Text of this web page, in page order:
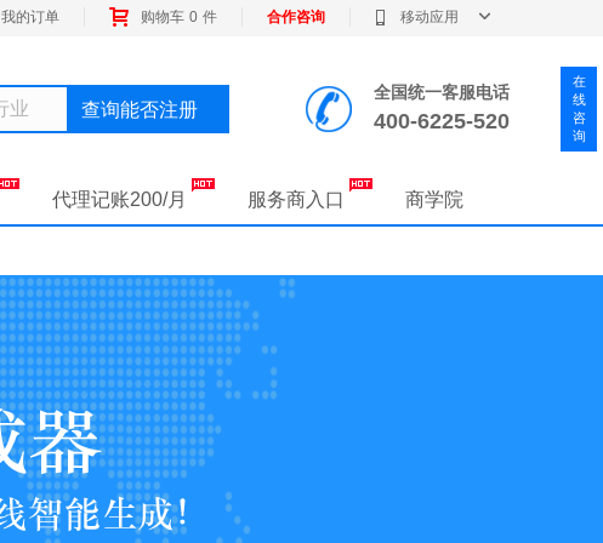
我的订单 购物车 0 件 合作咨询 移动应用
查询能否注册
全国统一客服电话
400-6225-520
代理记账200/月 服务商入口 商学院
在
线
咨
询